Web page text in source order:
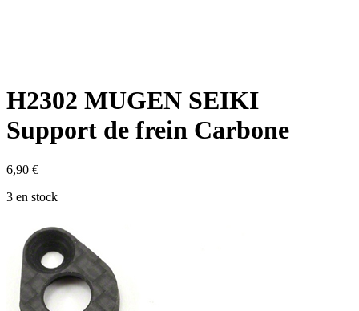
H2302 MUGEN SEIKI
Support de frein Carbone
6,90 €
3 en stock